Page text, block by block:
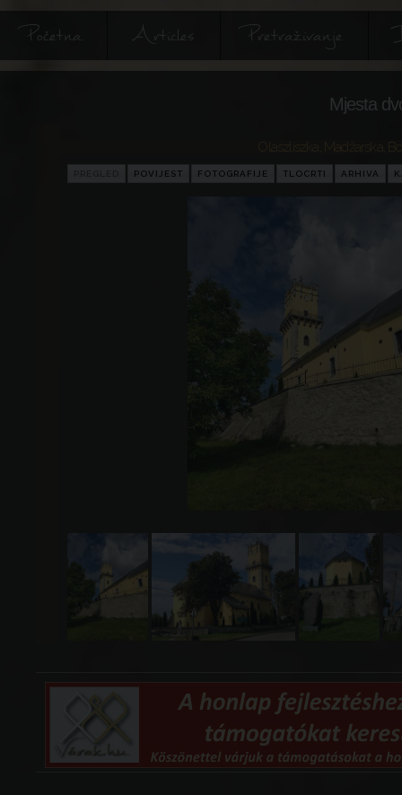
Početna Articles Pretraživanje
Mjesta
Olaszliszka
POVIJEST FOTOGRAFIJE TLOCRTI ARHIVA